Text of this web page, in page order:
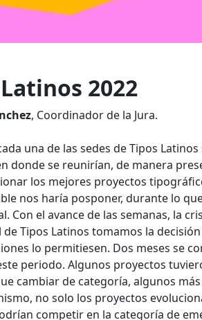
2022
, Coordinador de la Jura.
una de las sedes de Tipos
donde se reunirían, de manera
los mejores proyectos
nos haría posponer, durante lo
Con el avance de las semanas, la
Tipos Latinos tomamos la
lo permitiesen. Dos meses se
periodo. Algunos proyectos
cambiar de categoría, algunos
no solo los proyectos
competir en la categoría de